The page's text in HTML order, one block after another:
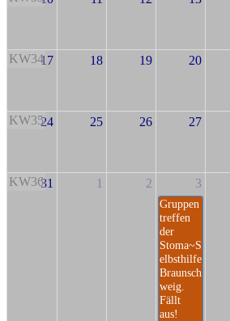
KW3417 18 19 20
KW3524 25 26 27
KW3631 1 2 3
Gruppen
treffen
der
Stoma~S
elbsthilfe
Braunsch
weig.
Fällt
aus!